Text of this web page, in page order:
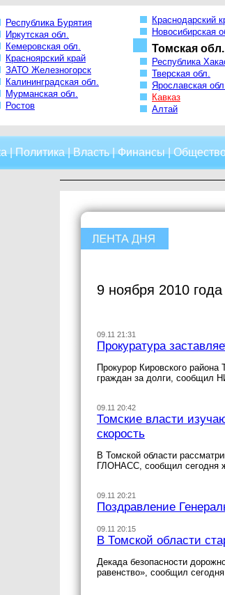
Республика Бурятия
Иркутская обл.
Кемеровская обл.
Красноярский край
ЗАТО Железногорск
Калининградская обл.
Мурманская обл.
Ростов
Краснодарский
Новосибирская
Томская обл.
Республика
Тверская обл.
Ярославская
Кавказ
Алтай
|Политика|Власть|Финансы|
9 ноября 2010 года
09.11 21:31
Прокуратура
Прокурор Кировского
граждан за долги, сообщил
09.11 20:42
Томские власти
скорость
В Томской области
ГЛОНАСС, сообщил сегодня
09.11 20:21
Поздравление
09.11 20:15
В Томской области
Декада безопасности
равенство», сообщил